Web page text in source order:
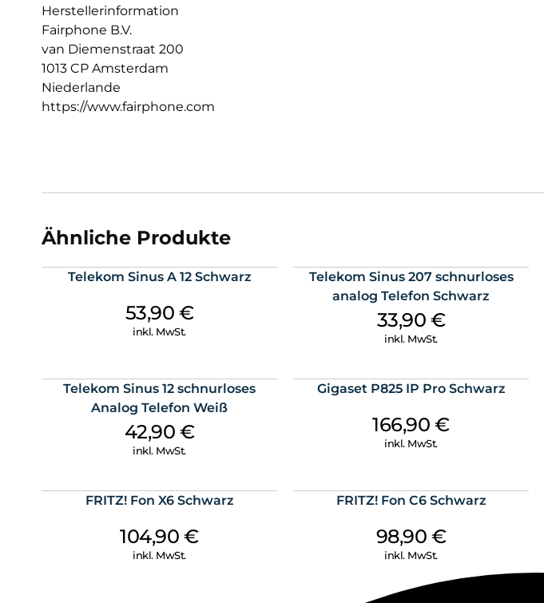
Herstellerinformation
Fairphone B.V.
van Diemenstraat 200
1013 CP Amsterdam
Niederlande
https://www.fairphone.com
Ähnliche Produkte
Telekom Sinus A 12 Schwarz
53,90 €
inkl. MwSt.
Telekom Sinus 207 schnurloses
analog Telefon Schwarz
33,90 €
inkl. MwSt.
Telekom Sinus 12 schnurloses
Analog Telefon Weiß
42,90 €
inkl. MwSt.
Gigaset P825 IP Pro Schwarz
166,90€
inkl. MwSt.
FRITZ! Fon X6 Schwarz
104,90€
inkl. MwSt.
FRITZ! Fon C6 Schwarz
98,90 €
inkl. MwSt.